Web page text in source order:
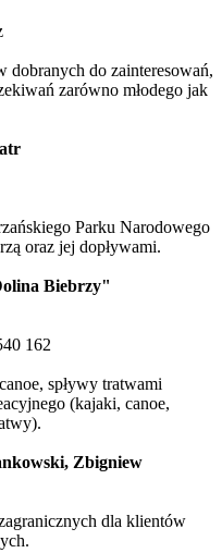
do zainteresowań,
zarówno młodego jak
Parku Narodowego
oraz jej dopływami.
Biebrzy"
162
spływy tratwami
(kajaki, canoe,
Zbigniew
dla klientów